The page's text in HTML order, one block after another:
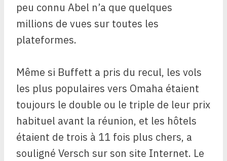
peu connu Abel n’a que quelques
millions de vues sur toutes les
plateformes.
Même si Buffett a pris du recul, les vols
les plus populaires vers Omaha étaient
toujours le double ou le triple de leur prix
habituel avant la réunion, et les hôtels
étaient de trois à 11 fois plus chers, a
souligné Versch sur son site Internet. Le